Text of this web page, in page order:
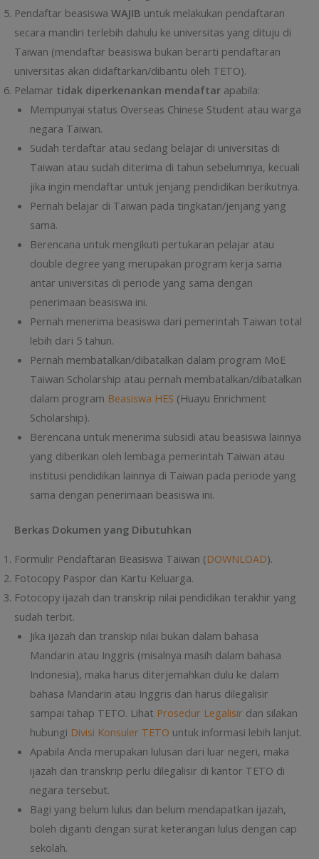
Pendaftar beasiswa WAJIB untuk melakukan pendaftaran
secara mandiri terlebih dahulu ke universitas yang dituju di
Taiwan (mendaftar beasiswa bukan berarti pendaftaran
universitas akan didaftarkan/dibantu oleh TETO).
Pelamar tidak diperkenankan mendaftar apabila:
Mempunyai status Overseas Chinese Student atau warga
negara Taiwan.
Sudah terdaftar atau sedang belajar di universitas di
Taiwan atau sudah diterima di tahun sebelumnya, kecuali
jika ingin mendaftar untuk jenjang pendidikan berikutnya.
Pernah belajar di Taiwan pada tingkatan/jenjang yang
sama.
Berencana untuk mengikuti pertukaran pelajar atau
double degree yang merupakan program kerja sama
antar universitas di periode yang sama dengan
penerimaan beasiswa ini.
Pernah menerima beasiswa dari pemerintah Taiwan total
lebih dari 5 tahun.
Pernah membatalkan/dibatalkan dalam program MoE
Taiwan Scholarship atau pernah membatalkan/dibatalkan
dalam program Beasiswa HES (Huayu Enrichment
Scholarship).
Berencana untuk menerima subsidi atau beasiswa lainnya
yang diberikan oleh lembaga pemerintah Taiwan atau
institusi pendidikan lainnya di Taiwan pada periode yang
sama dengan penerimaan beasiswa ini.
Berkas Dokumen yang Dibutuhkan
Formulir Pendaftaran Beasiswa Taiwan (DOWNLOAD).
Fotocopy Paspor dan Kartu Keluarga.
Fotocopy ijazah dan transkrip nilai pendidikan terakhir yang
sudah terbit.
Jika ijazah dan transkip nilai bukan dalam bahasa
Mandarin atau Inggris (misalnya masih dalam bahasa
Indonesia), maka harus diterjemahkan dulu ke dalam
bahasa Mandarin atau Inggris dan harus dilegalisir
sampai tahap TETO. Lihat Prosedur Legalisir dan silakan
hubungi Divisi Konsuler TETO untuk informasi lebih lanjut.
Apabila Anda merupakan lulusan dari luar negeri, maka
ijazah dan transkrip perlu dilegalisir di kantor TETO di
negara tersebut.
Bagi yang belum lulus dan belum mendapatkan ijazah,
boleh diganti dengan surat keterangan lulus dengan cap
sekolah.